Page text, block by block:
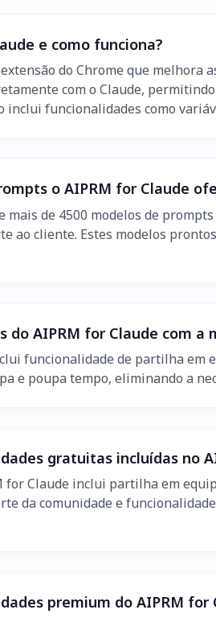
e como funciona?
do Chrome que melhora
com o Claude,
inclui funcionalidades como
o AIPRM for Claude
mais de 4500 modelos de
ao cliente. Estes modelos
do AIPRM for Claude com a
funcionalidade de partilha
e poupa tempo, eliminando a
gratuitas incluídas no
for Claude inclui partilha em
da comunidade e
premium do AIPRM for